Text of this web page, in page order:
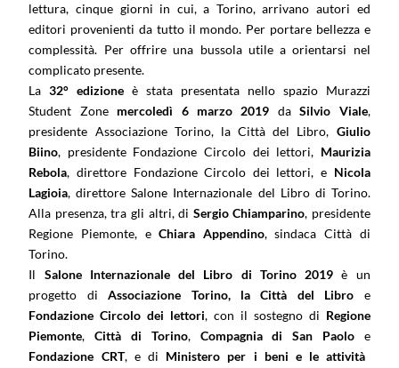
lettura, cinque giorni in cui, a Torino, arrivano autori ed
editori provenienti da tutto il mondo. Per portare bellezza e
complessità. Per offrire una bussola utile a orientarsi nel
complicato presente.
La32° edizione è stata presentata nello spazio Murazzi
Student Zone mercoledì 6 marzo 2019 daSilvio Viale,
presidente Associazione Torino, la Città del Libro, Giulio
Biino, presidente Fondazione Circolo dei lettori, Maurizia
Rebola, direttore Fondazione Circolo dei lettori, e Nicola
Lagioia, direttore Salone Internazionale del Libro di Torino.
Alla presenza, tra gli altri, di Sergio Chiamparino, presidente
Regione Piemonte, eChiara Appendino, sindaca Città di
Torino.
Il Salone Internazionale del Libro di Torino 2019è un
progetto di Associazione Torino, la Città del Libro e
Fondazione Circolo dei lettori, con il sostegno di Regione
Piemonte,Città di Torino, Compagnia di San Paoloe
Fondazione CRT, e di Ministero per i beni e le attività